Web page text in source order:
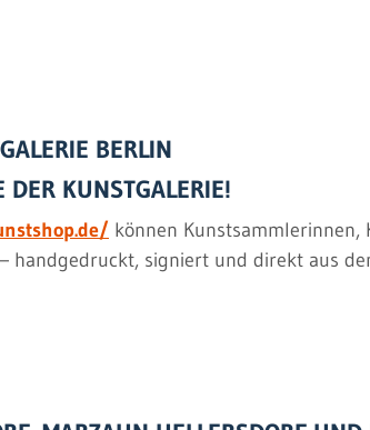
BERLIN
DER KUNSTGALERIE!
können Kunstsammlerinnen,
signiert und direkt aus